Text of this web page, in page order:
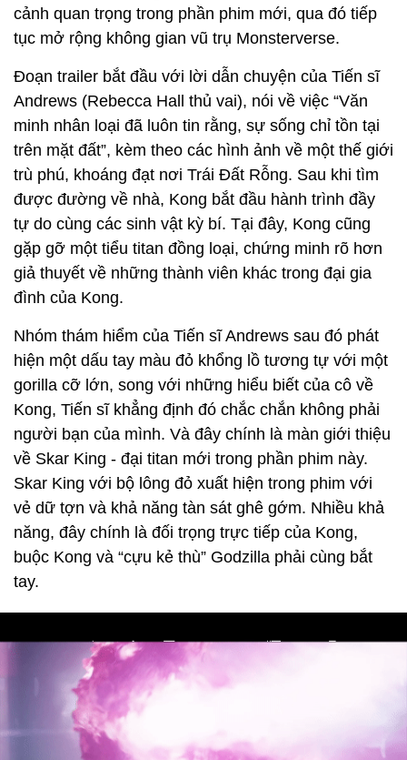
cảnh quan trọng trong phần phim mới, qua đó tiếp
tục mở rộng không gian vũ trụ Monsterverse.
Đoạn trailer bắt đầu với lời dẫn chuyện của Tiến sĩ
Andrews (Rebecca Hall thủ vai), nói về việc “Văn
minh nhân loại đã luôn tin rằng, sự sống chỉ tồn tại
trên mặt đất”, kèm theo các hình ảnh về một thế giới
trù phú, khoáng đạt nơi Trái Đất Rỗng. Sau khi tìm
được đường về nhà, Kong bắt đầu hành trình đầy
tự do cùng các sinh vật kỳ bí. Tại đây, Kong cũng
gặp gỡ một tiểu titan đồng loại, chứng minh rõ hơn
giả thuyết về những thành viên khác trong đại gia
đình của Kong.
Nhóm thám hiểm của Tiến sĩ Andrews sau đó phát
hiện một dấu tay màu đỏ khổng lồ tương tự với một
gorilla cỡ lớn, song với những hiểu biết của cô về
Kong, Tiến sĩ khẳng định đó chắc chắn không phải
người bạn của mình. Và đây chính là màn giới thiệu
về Skar King - đại titan mới trong phần phim này.
Skar King với bộ lông đỏ xuất hiện trong phim với
vẻ dữ tợn và khả năng tàn sát ghê gớm. Nhiều khả
năng, đây chính là đối trọng trực tiếp của Kong,
buộc Kong và “cựu kẻ thù” Godzilla phải cùng bắt
tay.